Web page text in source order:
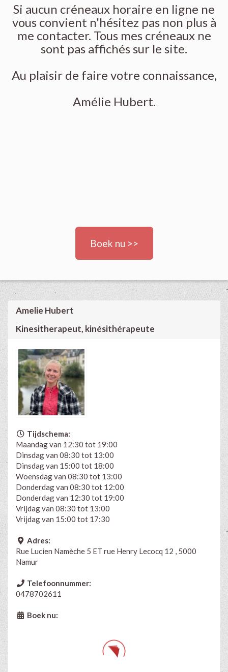
Si aucun créneaux horaire en ligne ne
vous convient n'hésitez pas non plus à
me contacter. Tous mes créneaux ne
sont pas affichés sur le site.
Au plaisir de faire votre connaissance,
Amélie Hubert.
Boek nu >>
Amelie Hubert
Kinesitherapeut, kinésithérapeute
Tijdschema:
Maandag van 12:30 tot 19:00
Dinsdag van 08:30 tot 13:00
Dinsdag van 15:00 tot 18:00
Woensdag van 08:30 tot 13:00
Donderdag van 08:30 tot 12:00
Donderdag van 12:30 tot 19:00
Vrijdag van 08:30 tot 13:00
Vrijdag van 15:00 tot 17:30
Adres:
Rue Lucien Namèche 5 ET rue Henry Lecocq 12 , 5000
Namur
Telefoonnummer:
0478702611
Boek nu: